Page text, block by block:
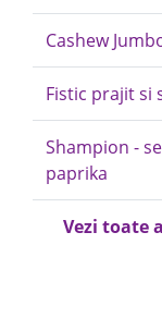
Cashew
Fistic prajit si
Shampion -
paprika
Vezi toate